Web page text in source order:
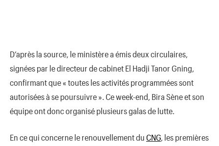
D’après la source, le ministère a émis deux circulaires,
signées par le directeur de cabinet El Hadji Tanor Gning,
confirmant que « toutes les activités programmées sont
autorisées à se poursuivre ». Ce week-end, Bira Sène et son
équipe ont donc organisé plusieurs galas de lutte.
En ce qui concerne le renouvellement du CNG, les premières